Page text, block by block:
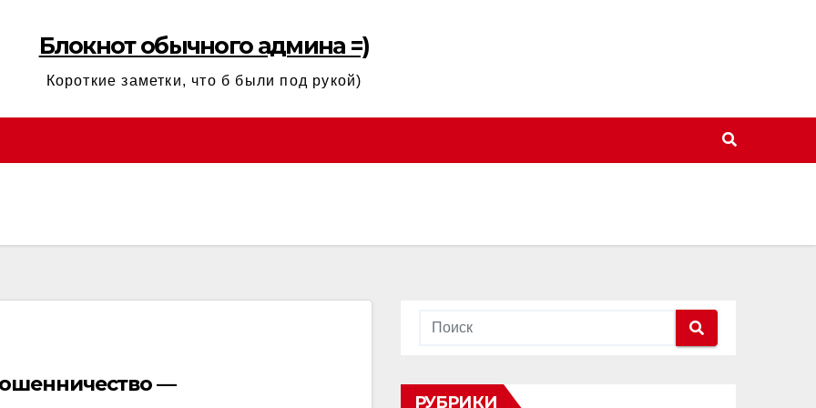
Блокнот обычного админа =)
Короткие заметки, что б были под рукой)
—
РУБРИКИ